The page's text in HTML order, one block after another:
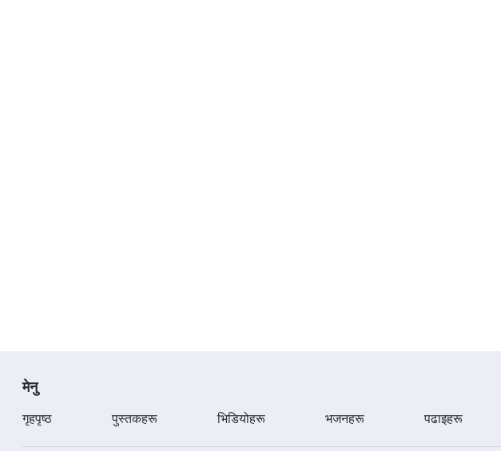
मेनु
गृहपृष्ठ पुस्तकहरू भिडियोहरू भजनहरू पढाइहरू